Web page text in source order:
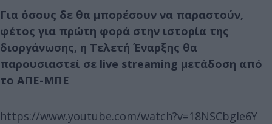
Για όσους δε θα μπορέσουν να παραστούν,
φέτος για πρώτη φορά στην ιστορία της
διοργάνωσης, η Τελετή Έναρξης θα
παρουσιαστεί σε live streaming μετάδοση από
το ΑΠΕ-ΜΠΕ
https://www.youtube.com/watch?v=18NSCbgle6Y